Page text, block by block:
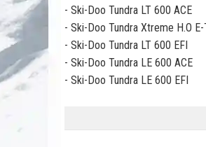
- Ski-Doo Tundra LT 600 ACE
- Ski-Doo Tundra Xtreme H.O E-
- Ski-Doo Tundra LT 600 EFI
- Ski-Doo Tundra LE 600 ACE
- Ski-Doo Tundra LE 600 EFI